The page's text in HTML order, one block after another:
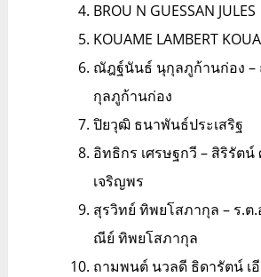
BROU N GUESSAN JULES
KOUAME LAMBERT
ณัฎฐ์นันธ์ นุกุลภูก้านก่อง
กุลภูก้านก่อง
ปิยวุฒิ ธนาพันธ์ประเสริฐ
อิทธิกร เศรษฐกวี – สิริรัตน์
เจริญพร
สุรวิทย์ ทิพยโสภากุล – ร.ต
ณีย์ ทิพยโสภากุล
ถามพนต์ นวลดี ธิดารัตน์ เ